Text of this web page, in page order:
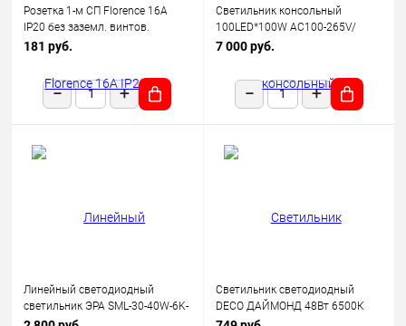
Розетка 1-м СП Florence 16А
IP20 без заземл. винтов.
клеммы механизм беж.
181 руб.
Светильник консольный
100LED*100W AC100-265V/
50Hz, SP2924 цвет серый (IP65),
7 000 руб.
Линейный светодиодный
светильник ЭРА SML-30-40W-6K-
12-B 40Вт 6500K 3600Лм
Светильник светодиодный
DECO ДАЙМОНД 48Вт 6500К
3120лм 230В 377х73мм IN